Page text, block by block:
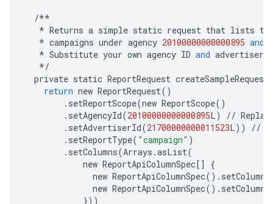
/**
* Returns a simple static request that lists
* campaigns under agency 20100000000000895 and
* Substitute your own agency ID and advertiser
*/
private static ReportRequest createSampleRequest
return new ReportRequest()
. setReportScope(new ReportScope()
. setAgencyId(20100000000000895L) //
. setAdvertiserId(21700000000011523L)) //
. setReportType( "campaign" )
. setColumns(Arrays .asList(
new ReportApiColumnSpec[]
{
new ReportApiColumnSpec() .
new ReportApiColumnSpec() .
}))